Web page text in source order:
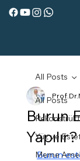
All Posts
Yüz ve
Meme
All Posts
Burun
Burun